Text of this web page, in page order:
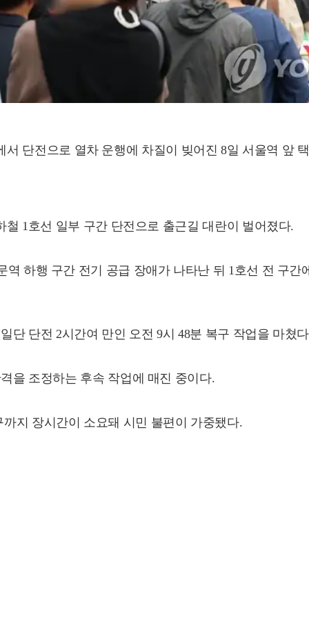
단전으로 열차 운행에 차질이 빚어진 8일 서울역 앞
1호선 일부 구간 단전으로 출근길 대란이 벌어졌다.
하행 구간 전기 공급 장애가 나타난 뒤 1호선 전 구간
단 단전 2시간여 만인 오전 9시 48분 복구 작업을 마쳤
을 조정하는 후속 작업에 매진 중이다.
지 장시간이 소요돼 시민 불편이 가중됐다.